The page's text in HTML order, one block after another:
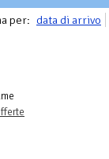
per: data di arrivo